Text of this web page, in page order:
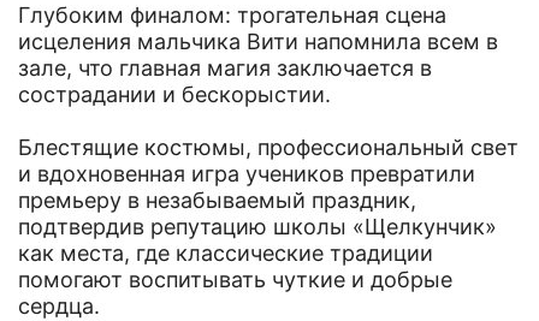
Глубоким финалом: трогательная сцена
исцеления мальчика Вити напомнила всем в
зале, что главная магия заключается в
сострадании и бескорыстии.
Блестящие костюмы, профессиональный свет
и вдохновенная игра учеников превратили
премьеру в незабываемый праздник,
подтвердив репутацию школы «Щелкунчик»
как места, где классические традиции
помогают воспитывать чуткие и добрые
сердца.